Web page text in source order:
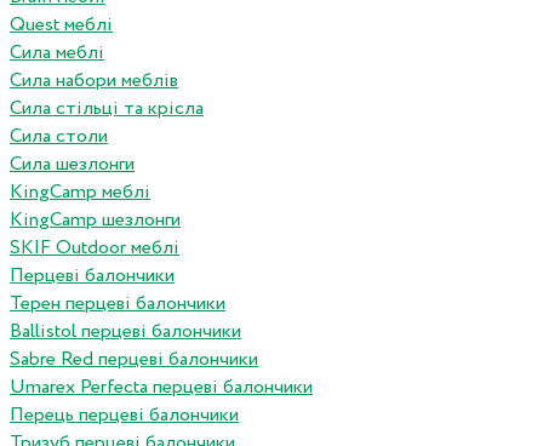
Quest меблі
Сила меблі
Сила набори меблів
Сила стільці та крісла
Сила столи
Сила шезлонги
KingCamp меблі
KingCamp шезлонги
SKIF Outdoor меблі
Перцеві балончики
Терен перцеві балончики
Ballistol перцеві балончики
Sabre Red перцеві балончики
Umarex Perfecta перцеві балончики
Перець перцеві балончики